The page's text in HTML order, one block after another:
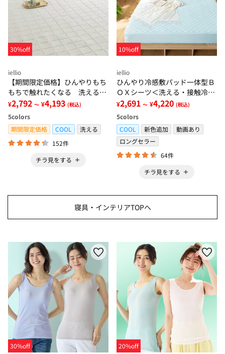
30%off
iellio
【期間限定価格】ひんやりもち
もちで触れたくなる 洗えるラ
グ＜低反発・滑りにくい・接触
冷感・防ダニ・カーペット＞
¥2,792 ～ ¥4,193 (税込)
5colors
期間限定価格
COOL
洗える
152件
チラ見をする
10%off
iellio
ひんやり冷感敷パッド一体型Ｂ
ＯＸシーツ＜洗える・接触冷
感・抗菌防臭・時短・家事楽・
ボックスシーツ・寝苦しさ対策
＞
¥2,691 ～ ¥4,220 (税込)
5colors
COOL
新色追加
動画あり
ロングセラー
64件
チラ見をする
寝具・インテリアTOPへ
30%off
20%off